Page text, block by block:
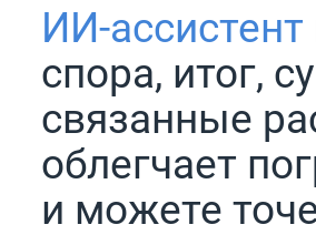
ИИ-ассистент
спора, итог,
связанные
облегчает
и можете